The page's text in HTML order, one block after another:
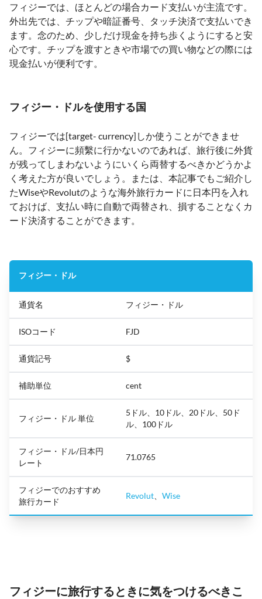
フィジーでは、ほとんどの場合カード支払いが主流です。
外出先では、チップや暗証番号、タッチ決済で支払いでき
ます。念のため、少しだけ現金を持ち歩くようにすると安
心です。チップを渡すときや市場での買い物などの際には
現金払いが便利です。
フィジー・ドルを使用する国
フィジーでは[target- currency]しか使うことができませ
ん。フィジーに頻繫に行かないのであれば、旅行後に外貨
が残ってしまわないようにいくら両替するべきかどうかよ
く考えた方が良いでしょう。または、本記事でもご紹介し
たWiseやRevolutのような海外旅行カードに日本円を入れ
ておけば、支払い時に自動で両替され、損することなくカ
ード決済することができます。
フィジー・ドル
通貨名 フィジー・ドル
ISOコード FJD
通貨記号 $
補助単位 cent
フィジー・ドル 単位
5ドル、10ドル、20ドル、50ド
ル、100ドル
フィジー・ドル/日本円
レート
71.0765
フィジーでのおすすめ
旅行カード
Revolut Wise
フィジーに旅行するときに気をつけるべきこ